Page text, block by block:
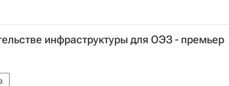
инфраструктуры для ОЭЗ - премьер